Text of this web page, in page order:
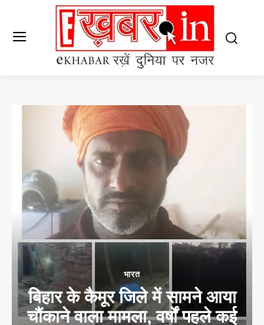
भारत
बिहार के कैमूर जिले में सामने आया
चौंकाने वाला मामला, वर्षों पहले कई